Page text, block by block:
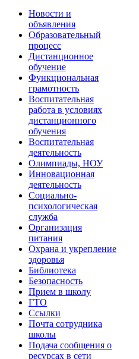
Новости и
объявления
Образовательный
процесс
Дистанционное
обучение
Функциональная
грамотность
Воспитательная
работа в условиях
дистанционного
обучения
Воспитательная
деятельность
Олимпиады, НОУ
Инновационная
деятельность
Социально-
психологическая
служба
Организация
питания
Охрана и укрепление
здоровья
Библиотека
Безопасность
Прием в школу
ГТО
Ссылки
Почта сотрудника
школы
Подача сообщения о
ресурсах в сети